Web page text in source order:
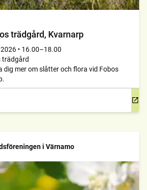
trädgård, Kvarnarp
• 16.00–18.00
trädgård
dig mer om slåtter och flora vid Fobos
i Värnamo